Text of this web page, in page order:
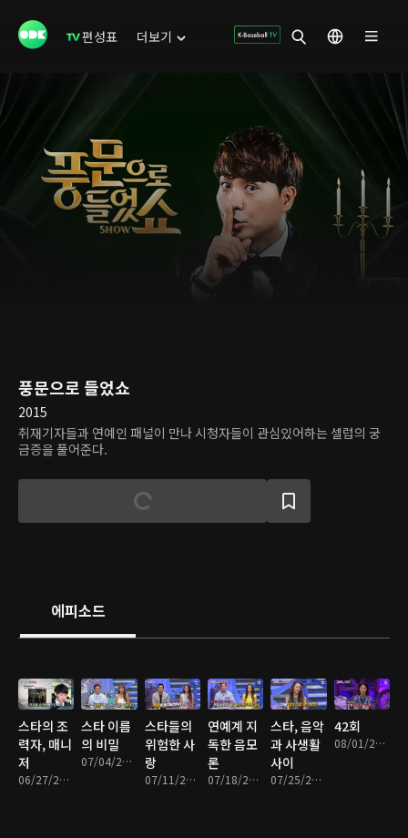
편성표 더보기
풍문으로 들었쇼
2015
취재기자들과 연예인 패널이 만나 시청자들이 관심있어하는 셀럽의 궁
금증을 풀어준다.
에피소드
스타의 조
력자, 매니
저
06/27/2016 • 1시간 24분
스타 이름
의 비밀
07/04/2016 • 1시간 24분
스타들의
위험한 사
랑
07/11/2016 • 1시간 26분
연예계 지
독한 음모
론
07/18/2016 • 1시간 25분
스타, 음악
과 사생활
사이
07/25/2016 • 1시간 26분
42회
08/01/2016 • 1시간 26분